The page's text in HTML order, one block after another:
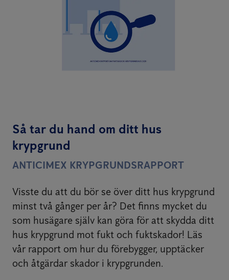
Så tar du hand om ditt hus
krypgrund
ANTICIMEX KRYPGRUNDSRAPPORT
Visste du att du bör se över ditt hus krypgrund
minst två gånger per år? Det finns mycket du
som husägare själv kan göra för att skydda ditt
hus krypgrund mot fukt och fuktskador! Läs
vår rapport om hur du förebygger, upptäcker
och åtgärdar skador i krypgrunden.